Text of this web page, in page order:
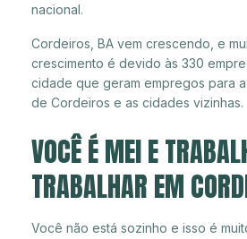
nacional.
Cordeiros, BA vem crescendo, e
crescimento é devido às 330
cidade que geram empregos para
de Cordeiros e as cidades vizinhas.
VOCÊ É MEI E
TRABALHAR EM
Você não está sozinho e isso é